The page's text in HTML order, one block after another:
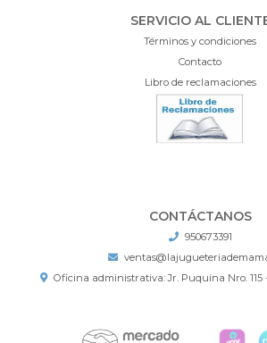
SERVICIO AL
Términos y condiciones
Contacto
Libro de reclamaciones
CONTÁCTANOS
950673391
Oficina administrativa: Jr. Puquina Nro. 115